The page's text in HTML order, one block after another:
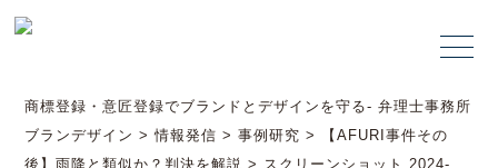
商標登録・意匠登録でブランドとデザインを守る- 弁理士事務所
ブランデザイン >情報発信 >事例研究 >
【AFURI事件その
後】雨降と類似か？判決を解説 > スクリーンショット 2024-